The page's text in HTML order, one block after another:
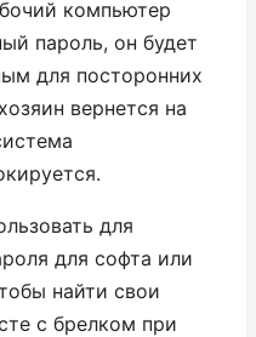
компьютер
пароль, он будет
для посторонних
вернется на
для
для софта или
найти свои
с брелком при